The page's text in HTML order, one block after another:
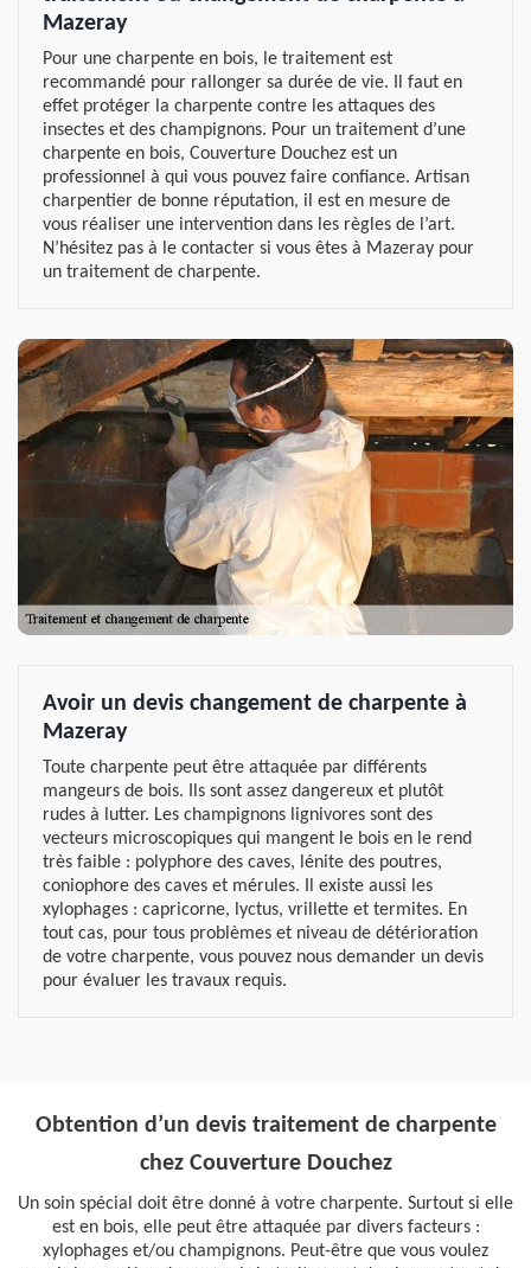
Mazeray
Pour une charpente en bois, le traitement est
recommandé pour rallonger sa durée de vie. Il faut en
effet protéger la charpente contre les attaques des
insectes et des champignons. Pour un traitement d’une
charpente en bois, Couverture Douchez est un
professionnel à qui vous pouvez faire confiance. Artisan
charpentier de bonne réputation, il est en mesure de
vous réaliser une intervention dans les règles de l’art.
N’hésitez pas à le contacter si vous êtes à Mazeray pour
un traitement de charpente.
Avoir un devis changement de charpente à
Mazeray
Toute charpente peut être attaquée par différents
mangeurs de bois. Ils sont assez dangereux et plutôt
rudes à lutter. Les champignons lignivores sont des
vecteurs microscopiques qui mangent le bois en le rend
très faible : polyphore des caves, lénite des poutres,
coniophore des caves et mérules. Il existe aussi les
xylophages : capricorne, lyctus, vrillette et termites. En
tout cas, pour tous problèmes et niveau de détérioration
de votre charpente, vous pouvez nous demander un devis
pour évaluer les travaux requis.
Obtention d’un devis traitement de charpente
chez Couverture Douchez
Un soin spécial doit être donné à votre charpente. Surtout si elle
est en bois, elle peut être attaquée par divers facteurs :
xylophages et/ou champignons. Peut-être que vous voulez